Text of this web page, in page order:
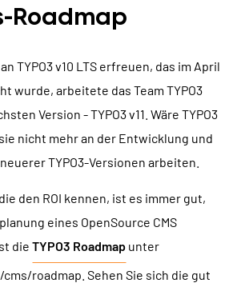
Roadmap
TYPO3 v10 LTS erfreuen, das im April
wurde, arbeitete das Team TYPO3
Version - TYPO3 v11. Wäre TYPO3
nicht mehr an der Entwicklung und
TYPO3-Versionen arbeiten.
den ROI kennen, ist es immer gut,
eines OpenSource CMS
die TYPO3 Roadmap unter
roadmap . Sehen Sie sich die gut